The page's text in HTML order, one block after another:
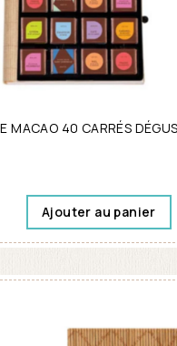
MACAO 40 CARRÉS
Ajouter au panier